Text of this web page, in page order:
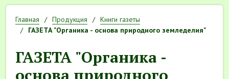
Главная Продукция
Книги газеты
ГАЗЕТА "Органика - основа природного земледелия"
ГАЗЕТА "Органика -
основа природного